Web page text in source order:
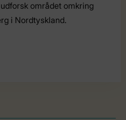
området omkring
i Nordtyskland.